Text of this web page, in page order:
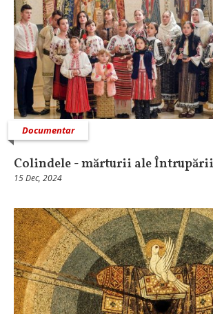
Documentar
Colindele - mărturii ale
15 Dec, 2024